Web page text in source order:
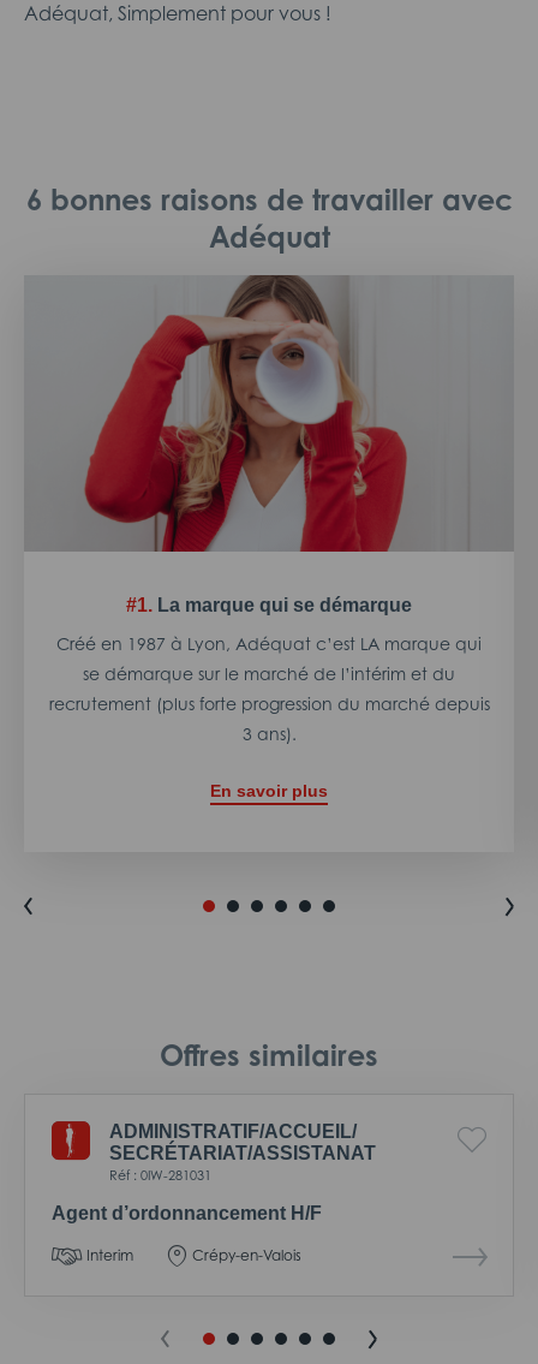
Adéquat, Simplement pour vous !
6 bonnes raisons de travailler avec
Adéquat
#1. La marque qui se démarque
Créé en 1987 à Lyon, Adéquat c’est LA marque qui
se démarque sur le marché de l’intérim et du
recrutement (plus forte progression du marché depuis
3 ans).
En savoir plus
Offres similaires
ADMINISTRATIF/ACCUEIL/
SECRÉTARIAT/ASSISTANAT
Réf : 0IW-281031
Agent d’ordonnancement H/F
Interim Crépy-en-Valois